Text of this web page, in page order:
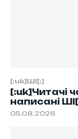
[:uk]ШІ[:]
[:uk]Читачі
написані
05.08.2026